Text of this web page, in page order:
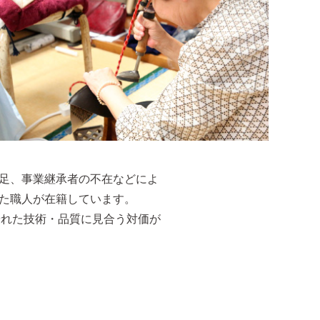
、事業継承者の不在などによ
職人が在籍しています。
た技術・品質に見合う対価が